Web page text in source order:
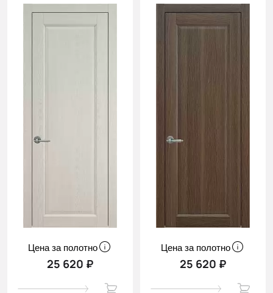
Цена за полотно
25 620 ₽
Цена за полотно
25 620 ₽